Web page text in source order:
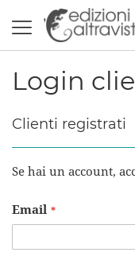
al
contenuto
Login
Clienti registrati
Se hai un account,
Email